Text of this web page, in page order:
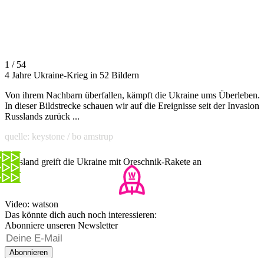
1 / 54
4 Jahre Ukraine-Krieg in 52 Bildern
Von ihrem Nachbarn überfallen, kämpft die Ukraine ums Überleben.
In dieser Bildstrecke schauen wir auf die Ereignisse seit der Invasion
Russlands zurück ...
quelle: keystone / bo amstrup
Russland greift die Ukraine mit Oreschnik-Rakete an
Video: watson
Das könnte dich auch noch interessieren:
Abonniere unseren Newsletter
Abonnieren